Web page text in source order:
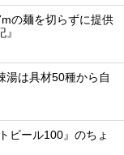
の麺を切らずに提供
湯は具材50種から自
ビール100』のちょ